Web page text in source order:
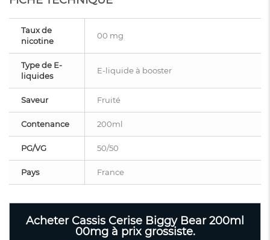
Taux de
nicotine
00 mg
Type de E-
liquides
E-liquide à booster
Saveur Fruité
Contenance 200ml
PG/VG 50/50
Pays France
Acheter Cassis Cerise Biggy Bear 200ml
00mg à prix grossiste.